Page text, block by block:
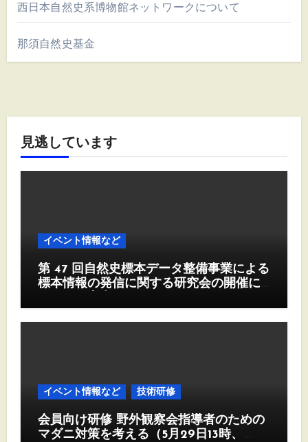
西日本自然史系博物館ネットワークについて
那須自然史基金
見逃しています
イベント情報など
第 47 回自然史標本データ整備事業による
標本情報の発信に関する研究会の開催に
イベント情報など 技術研修
会員向け研修 野外観察会指導者のための
マダニ対策を考える（5月29日13時、